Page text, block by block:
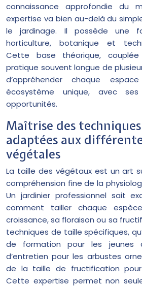
connaissance approfondie du
expertise va bien au-delà du
le jardinage. Il possède une
horticulture, botanique et
Cette base théorique,
pratique souvent longue de
d’appréhender chaque
écosystème unique, avec
opportunités.
Maîtrise des
adaptées aux
végétales
La taille des végétaux est un art
compréhension fine de la
Un jardinier professionnel sait
comment tailler chaque
croissance, sa floraison ou sa
techniques de taille spécifiques,
de formation pour les jeunes
d’entretien pour les arbustes
de la taille de fructification
Cette expertise permet non